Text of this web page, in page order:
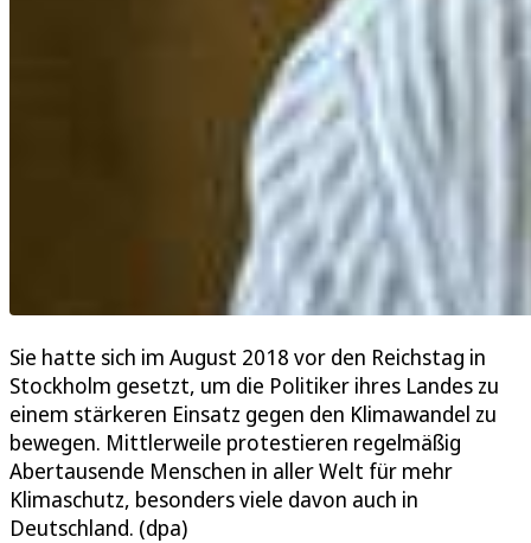
Sie hatte sich im August 2018 vor den Reichstag in
Stockholm gesetzt, um die Politiker ihres Landes zu
einem stärkeren Einsatz gegen den Klimawandel zu
bewegen. Mittlerweile protestieren regelmäßig
Abertausende Menschen in aller Welt für mehr
Klimaschutz, besonders viele davon auch in
Deutschland. (dpa)